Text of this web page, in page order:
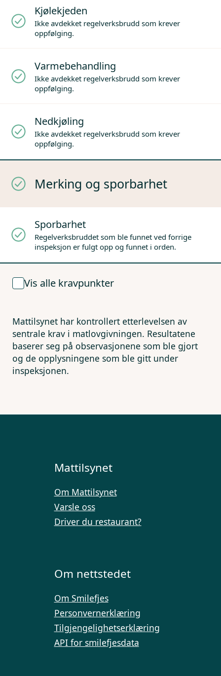
Kjølekjeden
Ikke avdekket regelverksbrudd som krever
oppfølging.
Varmebehandling
Ikke avdekket regelverksbrudd som krever
oppfølging.
Nedkjøling
Ikke avdekket regelverksbrudd som krever
oppfølging.
Merking og sporbarhet
Sporbarhet
Regelverksbruddet som ble funnet ved forrige
inspeksjon er fulgt opp og funnet i orden.
Vis alle kravpunkter
Mattilsynet har kontrollert etterlevelsen av
sentrale krav i matlovgivningen. Resultatene
baserer seg på observasjonene som ble gjort
og de opplysningene som ble gitt under
inspeksjonen.
Mattilsynet
Om Mattilsynet
Varsle oss
Driver du restaurant?
Om nettstedet
Om Smilefjes
Personvernerklæring
Tilgjengelighetserklæring
API for smilefjesdata